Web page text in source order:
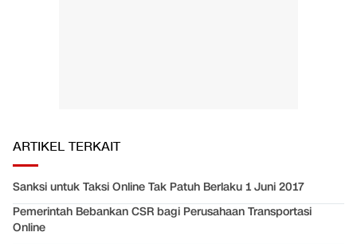
ARTIKEL TERKAIT
Sanksi untuk Taksi Online Tak Patuh Berlaku 1 Juni 2017
Pemerintah Bebankan CSR bagi Perusahaan Transportasi
Online